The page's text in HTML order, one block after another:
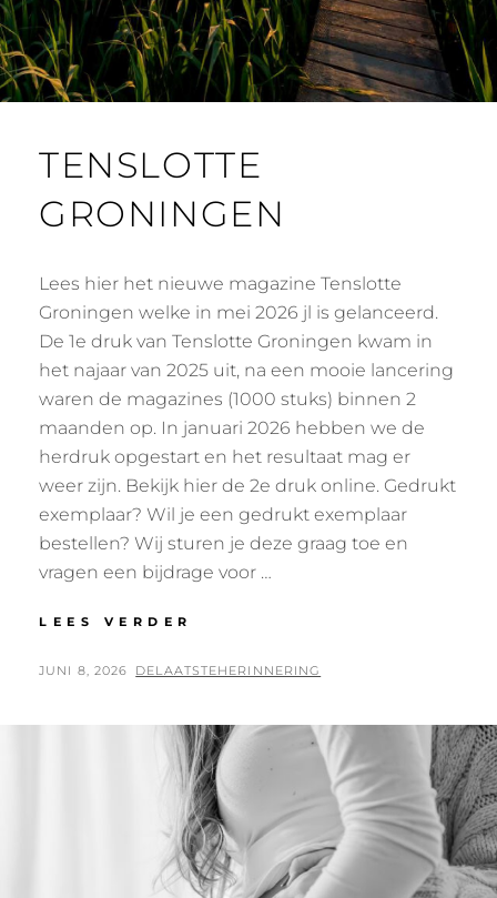
TENSLOTTE
GRONINGEN
Lees hier het nieuwe magazine Tenslotte
Groningen welke in mei 2026 jl is gelanceerd.
De 1e druk van Tenslotte Groningen kwam in
het najaar van 2025 uit, na een mooie lancering
waren de magazines (1000 stuks) binnen 2
maanden op. In januari 2026 hebben we de
herdruk opgestart en het resultaat mag er
weer zijn. Bekijk hier de 2e druk online. Gedrukt
exemplaar? Wil je een gedrukt exemplaar
bestellen? Wij sturen je deze graag toe en
vragen een bijdrage voor …
LEES VERDER
GEPLAATST
JUNI 8, 2026 BY
DELAATSTEHERINNERING